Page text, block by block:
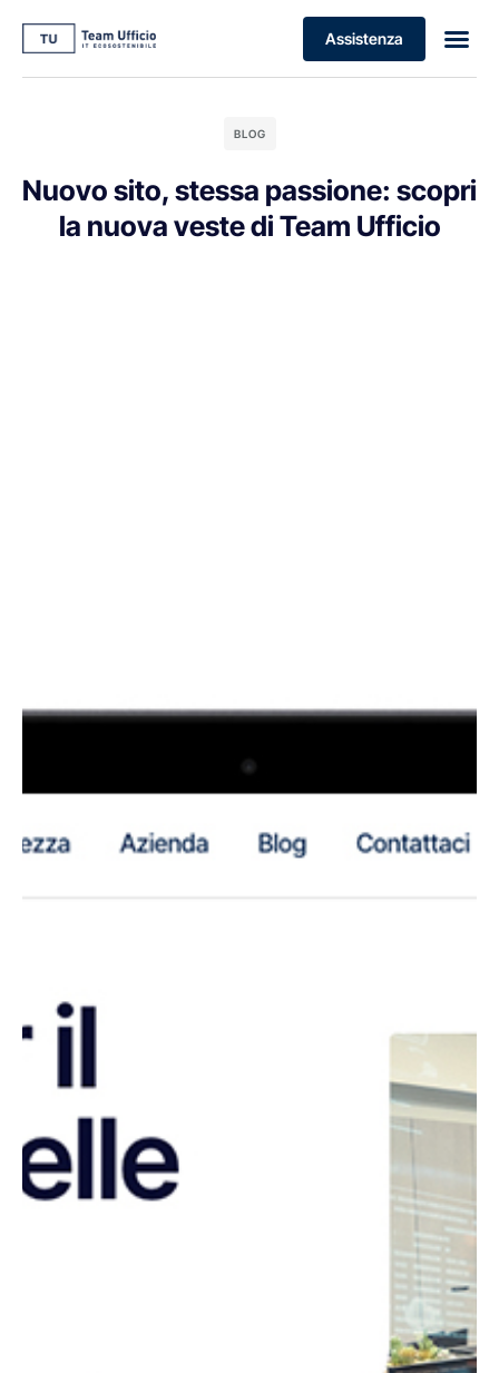
Assistenza
BLOG
Nuovo sito, stessa passione: scopri
la nuova veste di Team Ufficio